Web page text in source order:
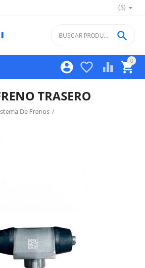
($)
0

 


TRASERO
De Frenos /
Pastillas Y Partes